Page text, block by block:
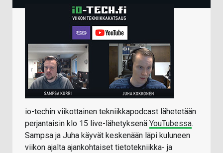
io-techin viikottainen tekniikkapodcast lähetetään
perjantaisin klo 15 live-lähetyksenä YouTubessa.
Sampsa ja Juha käyvät keskenään läpi kuluneen
viikon ajalta ajankohtaiset tietotekniikka- ja